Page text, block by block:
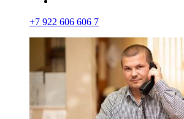
+7 922 606 606 7